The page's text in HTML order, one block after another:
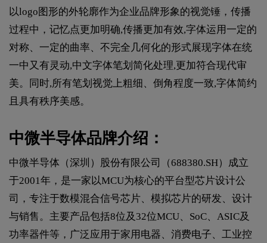
以logo图形的外轮廓作为企业品牌形象的视觉锤，传播
过程中，记忆点更加明确,传播更加有效,字体运用一定的
对称、一定的曲率、不完全几何化的形式展现字体在统
一中又有灵动,中文字体笔划简化处理,更加符合现代审
美。同时,所有笔划视觉上粗细、倒角程度一致,字体简约
且具有秩序美感。
中微半导体品牌介绍：
中微半导体（深圳）股份有限公司（688380.SH）成立
于2001年，是一家以MCU为核心的平台型芯片设计公
司，专注于数模混合信号芯片、模拟芯片的研发、设计
与销售。主要产品包括8位及32位MCU、SoC、ASIC及
功率器件等，广泛应用于家用电器、消费电子、工业控